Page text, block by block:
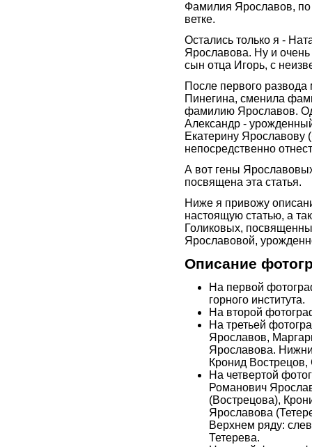
Фамилия Ярославов, по
ветке.
Остались только я -
Ярославова. Ну и
сын отца Игорь, с
После первого
Пинегина, сменила
фамилию Ярославов.
Александр -
Екатерину Ярославову
непосредственно
А вот гены
посвящена эта статья.
Ниже я привожу
настоящую статью, а
Голиковых,
Ярославовой,
Описание
На первой
горного института.
На второй
На третьей
Ярославов,
Ярославова.
Кронид
На четвертой
Романович
(Вострецова),
Ярославова
Верхнем ряду:
Тетерева.